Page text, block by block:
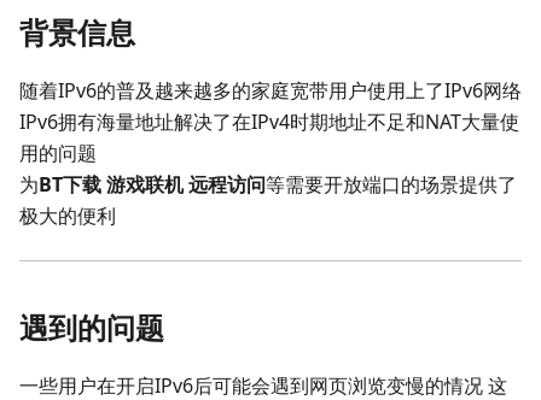
背景信息
随着IPv6的普及越来越多的家庭宽带用户使用上了IPv6网络
IPv6拥有海量地址解决了在IPv4时期地址不足和NAT大量使
用的问题
为BT下载 游戏联机 远程访问等需要开放端口的场景提供了
极大的便利
遇到的问题
一些用户在开启IPv6后可能会遇到网页浏览变慢的情况 这